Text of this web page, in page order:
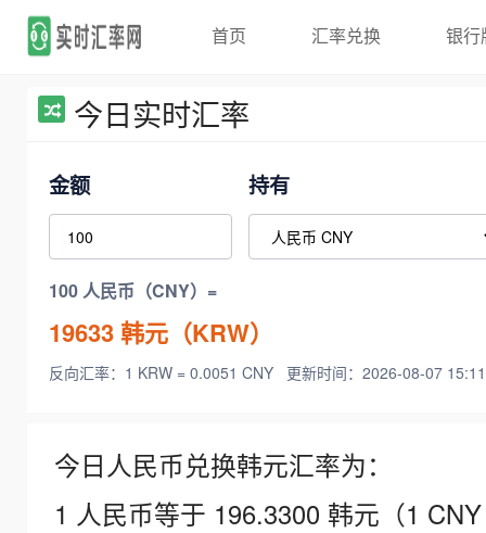
首页 汇率兑换 银行
今日实时汇率
金额 持有
100 人民币（CNY）=
19633韩元（KRW）
反向汇率：1 KRW = 0.0051 CNY 更新时间：2026-08-07
今日人民币兑换韩元汇率为：
1 人民币等于 196.3300 韩元（1